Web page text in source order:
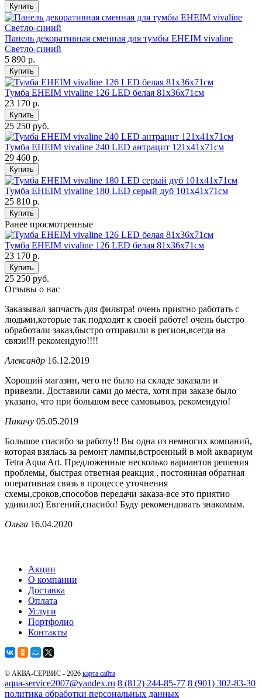
Купить
Панель декоративная сменная для тумбы EHEIM vivaline
Светло-синий
5 890 р.
Купить
Тумба EHEIM vivaline 126 LED белая 81x36x71см
23 170 р.
Купить
25 250 руб.
Тумба EHEIM vivaline 240 LED антрацит 121x41x71см
29 460 р.
Купить
Тумба EHEIM vivaline 180 LED серый дуб 101x41x71см
25 810 р.
Купить
Ранее просмотренные
Тумба EHEIM vivaline 126 LED белая 81x36x71см
23 170 р.
Купить
25 250 руб.
Отзывы о нас
Заказывал запчасть для фильтра! очень приятно работать с
людьми,которые так подходят к своей работе! очень быстро
обработали заказ,быстро отправили в регион,всегда на
связи!!! рекомендую!!!!
Александр 16.12.2019
Хороший магазин, чего не было на складе заказали и
привезли. Доставили сами до места, хотя при заказе было
указано, что при большом весе самовывоз, рекомендую!
Пикачу 05.05.2019
Большое спасибо за работу!! Вы одна из немногих компаний,
которая взялась за ремонт лампы,встроенный в мой аквариум
Tetra Aqua Art. Предложенные несколько вариантов решения
проблемы, быстрая ответная реакция , постоянная обратная
оперативная связь в процессе уточнения
схемы,сроков,способов передачи заказа-все это приятно
удивило:) Евгений,спасибо! Буду рекомендовать знакомым.
Ольга 16.04.2020
Акции
О компании
Доставка
Оплата
Услуги
Портфолио
Контакты
© АКВА-СЕРВИС - 2026 карта сайта
aqua-service2007@yandex.ru 8 (812) 244-85-77 8 (901) 302-83-30
политика обработки персональных данных